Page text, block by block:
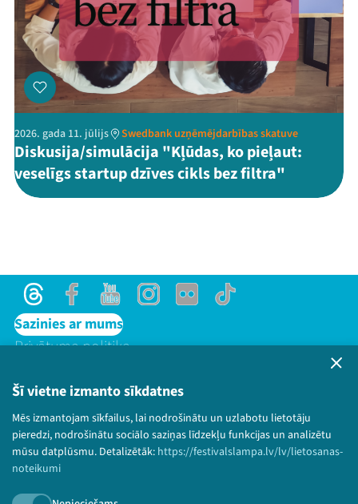
Šī vietne izmanto sīkdatnes
Mēs izmantojam sīkfailus, lai nodrošinātu un uzlabotu lietotāju
pieredzi, nodrošinātu sociālo saziņas līdzekļu funkcijas un analizētu
mūsu datplūsmu. Detalizētāk: https://festivalslampa.lv/lv/lietosanas-
noteikumi
2026. gada 11. jūlijs Swedbank uzņēmējdarbības skatuve
Diskusija/simulācija "Kļūdas, ko pieļaut:
veselīgs startup dzīves cikls bez filtra"
ThreadsFacebookYoutubeInstagram
Flick TikTok
Sazinies ar mums
Privātuma politika
Bērnu aizsardzības politika
© 2026 Sarunu festivāls LAMPA Visas tiesības
paturētas.